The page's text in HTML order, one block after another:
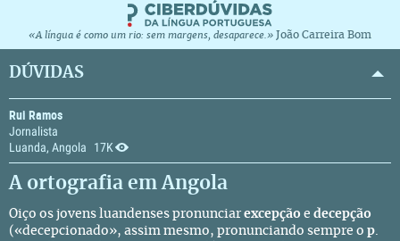
«A língua é como um rio: sem margens, desaparece.» João Carreira Bom
DÚVIDAS
Rui Ramos
Jornalista
Luanda, Angola
17K
A ortografia em Angola
Oiço os jovens luandenses pronunciar excepção e decepção
(«decepcionado», assim mesmo, pronunciando sempre o p.